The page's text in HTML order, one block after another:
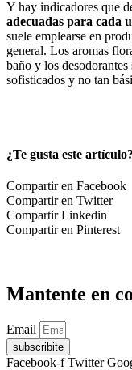
Y hay indicadores que
adecuadas para cada
suele emplearse en
general. Los aromas
baño y los desodorantes
sofisticados y no tan
¿Te gusta este artículo?
Compartir en Facebook
Compartir en Twitter
Compartir Linkedin
Compartir en Pinterest
Mantente en
Email
subscribite
Facebook-f Twitter